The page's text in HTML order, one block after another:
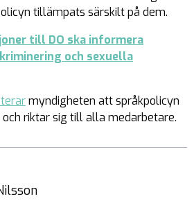
tillämpats särskilt på dem.
till DO ska informera
och sexuella
myndigheten att språkpolicyn
riktar sig till alla medarbetare.